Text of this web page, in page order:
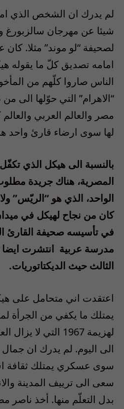
لم يدرك ان الشخص الذي
شيئا عن مهرجان سالزبورغ
لصحيفة “لو موند” مثلا.
امامه تصديق كلّ ما يقوله
الناس صاروا كلّهم من
“الاهرام” التي حوّلها الى
مصر والعالم العربي
لها سوى ارضاء قارئ واحد
بالنسبة الى هيكل الذي
المصرية، هناك جريدة
الواحد، الذي هو “الريّس”
كان من نجاح لهيكل في
في تأسيسه صحيفة القارئ
مدرسة عربية انتشرت
الثالث حيث الديكتاتوريات.
اعتقدت اني متحامل على
يمتلك ما يكفي من الجرأة
لهزيمة 1967 التي
الى اليوم. لم يدرك ان
سوى عسكري يمتلك ثقافة
سعى الى ترييف المدينة
بدل التعلّم منها. أخذ ناصر